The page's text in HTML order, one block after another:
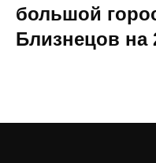
большой
Близнецов на